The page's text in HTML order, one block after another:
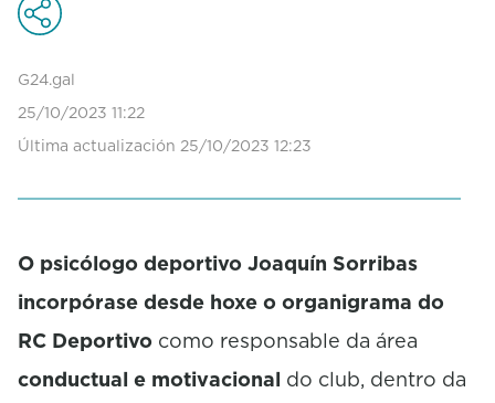
G24.gal
25/10/2023 11:22
Última actualización 25/10/2023 12:23
O psicólogo deportivo Joaquín Sorribas
incorpórase desde hoxe o organigrama do
RC Deportivo como responsable da área
conductual e motivacional do club, dentro da